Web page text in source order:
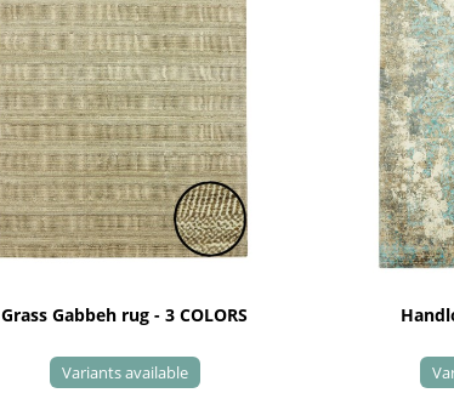
Grass Gabbeh rug - 3 COLORS
Variants available